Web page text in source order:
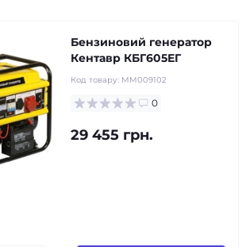
Бензиновий генератор
Кентавр КБГ605ЕГ
Код товару: MM009102
0
29 455 грн.